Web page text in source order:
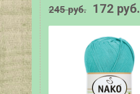
245 руб. 172 руб.